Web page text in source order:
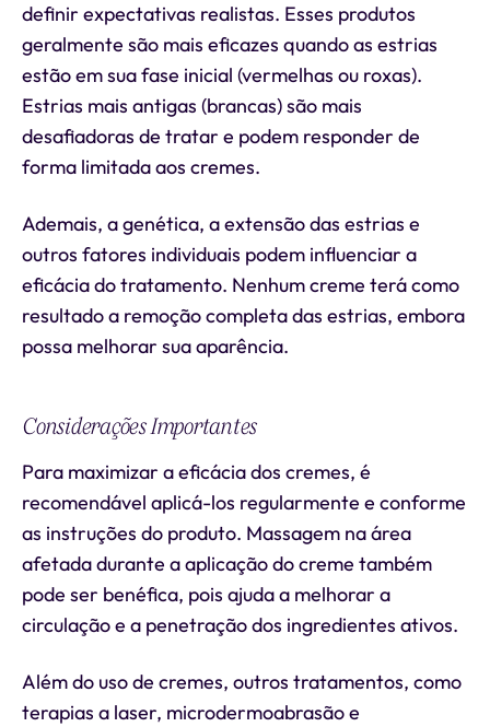
definir expectativas realistas. Esses produtos
geralmente são mais eficazes quando as estrias
estão em sua fase inicial (vermelhas ou roxas).
Estrias mais antigas (brancas) são mais
desafiadoras de tratar e podem responder de
forma limitada aos cremes.
Ademais, a genética, a extensão das estrias e
outros fatores individuais podem influenciar a
eficácia do tratamento. Nenhum creme terá como
resultado a remoção completa das estrias, embora
possa melhorar sua aparência.
Considerações Importantes
Para maximizar a eficácia dos cremes, é
recomendável aplicá-los regularmente e conforme
as instruções do produto. Massagem na área
afetada durante a aplicação do creme também
pode ser benéfica, pois ajuda a melhorar a
circulação e a penetração dos ingredientes ativos.
Além do uso de cremes, outros tratamentos, como
terapias a laser, microdermoabrasão e